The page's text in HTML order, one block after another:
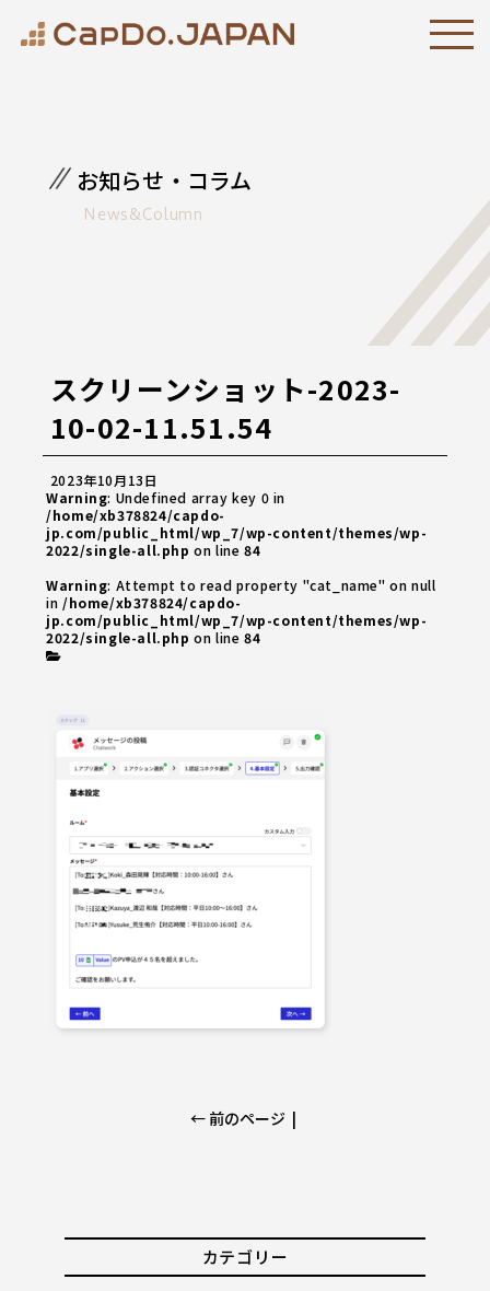
お知らせ・コラム
News&Column
スクリーンショット-2023-
10-02-11.51.54
2023年10月13日
Warning: Undefined array key 0 in
/home/xb378824/capdo-
jp.com/public_html/wp_7/wp-content/themes/wp-
2022/single-all.php on line84
Warning: Attempt to read property "cat_name" on null
in/home/xb378824/capdo-
jp.com/public_html/wp_7/wp-content/themes/wp-
2022/single-all.php on line84
← 前のページ |
カテゴリー